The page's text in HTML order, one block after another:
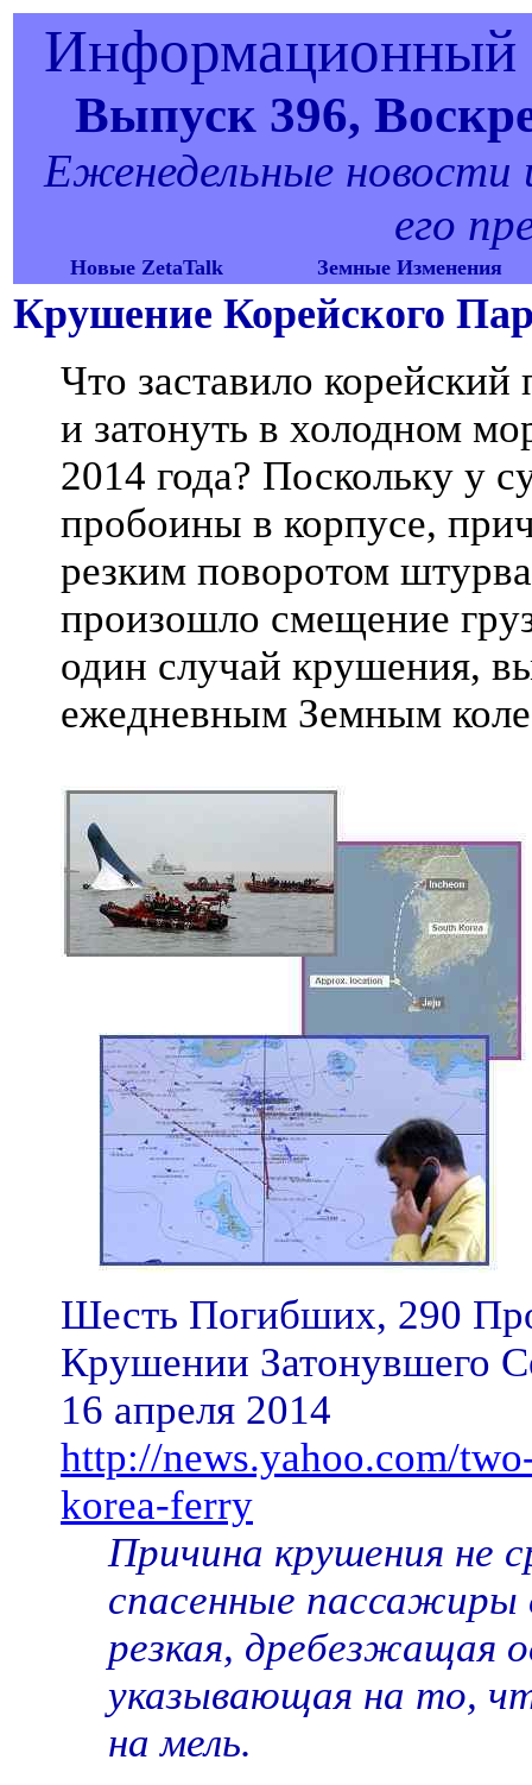
Информационный
Выпуск 396,
Еженедельные новости
его
Новые ZetaTalk Земные Изменения
Крушение Корейского
Что заставило
и затонуть в холодном
2014 года? Поскольку у
пробоины в корпусе,
резким поворотом
произошло смещение
один случай крушения,
ежедневным Земным
Шесть Погибших, 290
Крушении Затонувшего
16 апреля 2014
http://news.yahoo.com/
korea-ferry
Причина крушения не
спасенные
резкая, дребезжащая
указывающая на то,
на мель.